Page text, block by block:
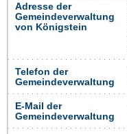
Adresse der
Gemeindeverwaltung
von Königstein
Telefon der
Gemeindeverwaltung
E-Mail der
Gemeindeverwaltung